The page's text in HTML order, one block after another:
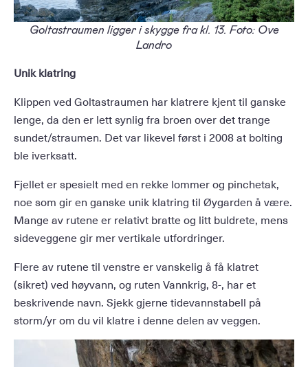
Goltastraumen ligger i skygge fra kl. 13. Foto: Ove
Landro
Unik klatring
Klippen ved Goltastraumen har klatrere kjent til ganske
lenge, da den er lett synlig fra broen over det trange
sundet/straumen. Det var likevel først i 2008 at bolting
ble iverksatt.
Fjellet er spesielt med en rekke lommer og pinchetak,
noe som gir en ganske unik klatring til Øygarden å være.
Mange av rutene er relativt bratte og litt buldrete, mens
sideveggene gir mer vertikale utfordringer.
Flere av rutene til venstre er vanskelig å få klatret
(sikret) ved høyvann, og ruten Vannkrig, 8-, har et
beskrivende navn. Sjekk gjerne tidevannstabell på
storm/yr om du vil klatre i denne delen av veggen.